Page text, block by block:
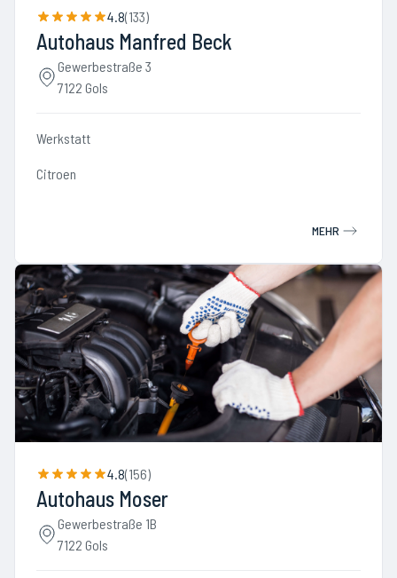
4.8(133)
Autohaus Manfred Beck
Gewerbestraße 3
7122 Gols
Werkstatt
Citroen
MEHR
4.8(156)
Autohaus Moser
Gewerbestraße 1B
7122 Gols